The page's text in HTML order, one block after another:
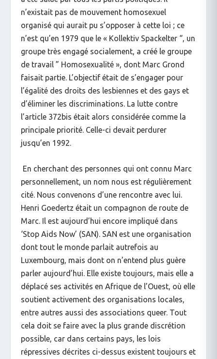
n’existait pas de mouvement homosexuel
organisé qui aurait pu s’opposer à cette loi ; ce
n’est qu’en 1979 que le « Kollektiv Spackelter “, un
groupe très engagé socialement, a créé le groupe
de travail ” Homosexualité », dont Marc Grond
faisait partie. L’objectif était de s’engager pour
l’égalité des droits des lesbiennes et des gays et
d’éliminer les discriminations. La lutte contre
l’article 372bis était alors considérée comme la
principale priorité. Celle-ci devait perdurer
jusqu’en 1992.
En cherchant des personnes qui ont connu Marc
personnellement, un nom nous est régulièrement
cité. Nous convenons d’une rencontre avec lui.
Henri Goedertz était un compagnon de route de
Marc. Il est aujourd’hui encore impliqué dans
‘Stop Aids Now’ (SAN). SAN est une organisation
dont tout le monde parlait autrefois au
Luxembourg, mais dont on n’entend plus guère
parler aujourd’hui. Elle existe toujours, mais elle a
déplacé ses activités en Afrique de l’Ouest, où elle
soutient activement des organisations locales,
entre autres aussi des associations queer. Tout
cela doit se faire avec la plus grande discrétion
possible, car dans certains pays, les lois
répressives décrites ci-dessus existent toujours et